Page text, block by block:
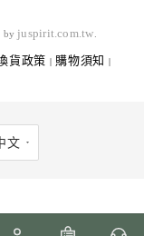
by juspirit.com.tw
貨政策 | 購物須知 |